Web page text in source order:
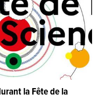
la Fête de la